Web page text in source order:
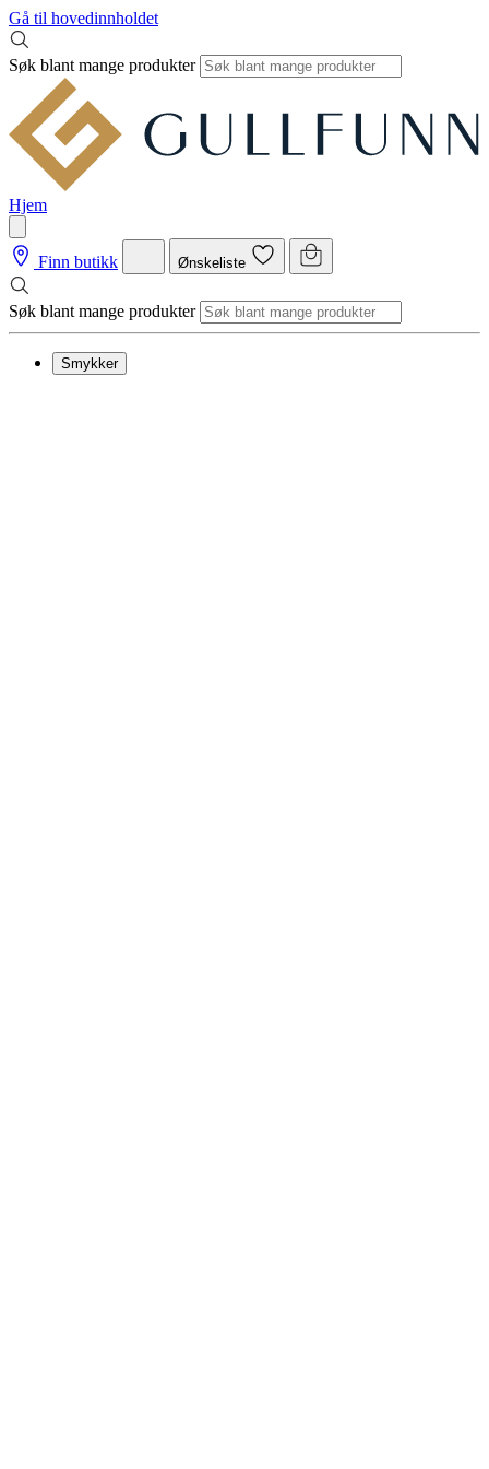
Gå til hovedinnholdet
Søk blant mange produkter
Hjem
Finn butikk Ønskeliste
Søk blant mange produkter
Smykker